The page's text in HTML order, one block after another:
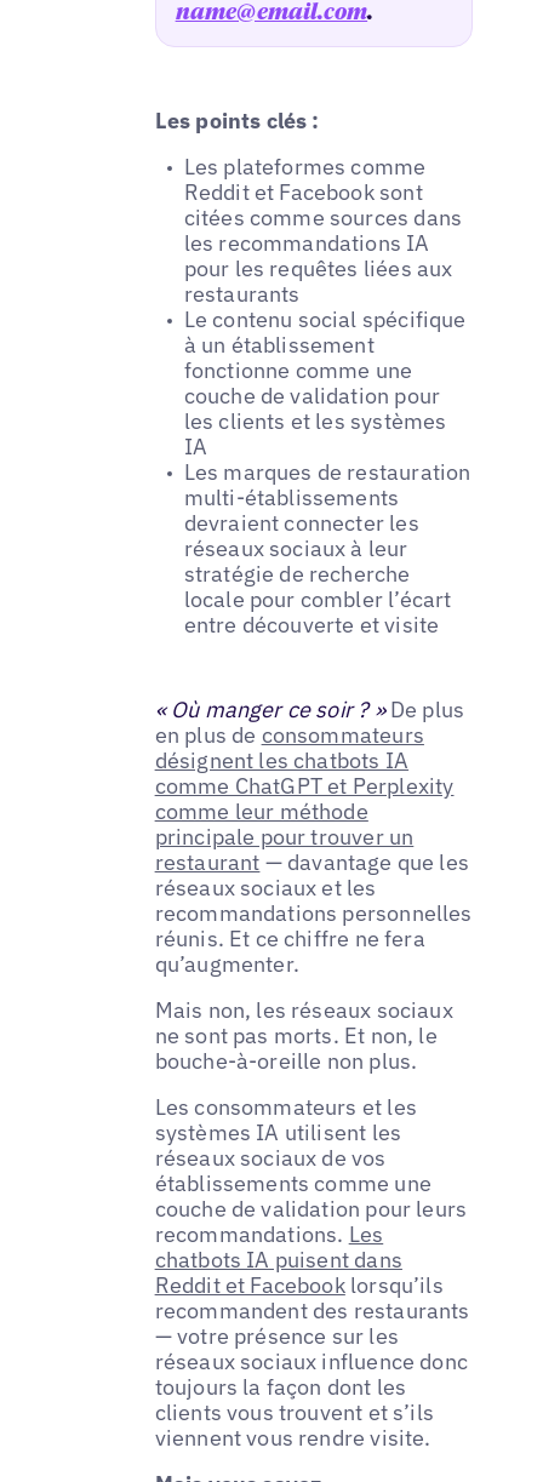
name@email.com.
Les points clés :
Les plateformes comme
Reddit et Facebook sont
citées comme sources dans
les recommandations IA
pour les requêtes liées aux
restaurants
Le contenu social spécifique
à un établissement
fonctionne comme une
couche de validation pour
les clients et les systèmes
IA
Les marques de restauration
multi-établissements
devraient connecter les
réseaux sociaux à leur
stratégie de recherche
locale pour combler l’écart
entre découverte et visite
« Où manger ce soir ? »De plus
en plus de consommateurs
désignent les chatbots IA
comme ChatGPT et Perplexity
comme leur méthode
principale pour trouver un
restaurant — davantage que les
réseaux sociaux et les
recommandations personnelles
réunis. Et ce chiffre ne fera
qu’augmenter.
Mais non, les réseaux sociaux
ne sont pas morts. Et non, le
bouche-à-oreille non plus.
Les consommateurs et les
systèmes IA utilisent les
réseaux sociaux de vos
établissements comme une
couche de validation pour leurs
recommandations. Les
chatbots IA puisent dans
Reddit et Facebooklorsqu’ils
recommandent des restaurants
— votre présence sur les
réseaux sociaux influence donc
toujours la façon dont les
clients vous trouvent et s’ils
viennent vous rendre visite.